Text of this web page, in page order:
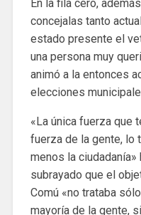
En la fila cero,
concejalas tanto
estado presente el
una persona muy
animó a la entonces
elecciones
«La única fuerza que
fuerza de la gente, lo
menos la ciudadanía»
subrayado que el
Comú «no trataba
mayoría de la gente,